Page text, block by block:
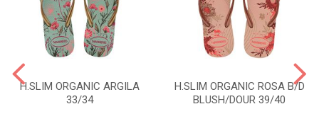
H.SLIM ORGANIC ARGILA
33/34
H.SLIM ORGANIC ROSA B/D
BLUSH/DOUR 39/40